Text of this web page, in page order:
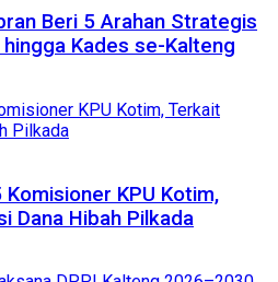
Beri 5 Arahan Strategis
Kades se-Kalteng
KPU Kotim,
Dana Hibah Pilkada